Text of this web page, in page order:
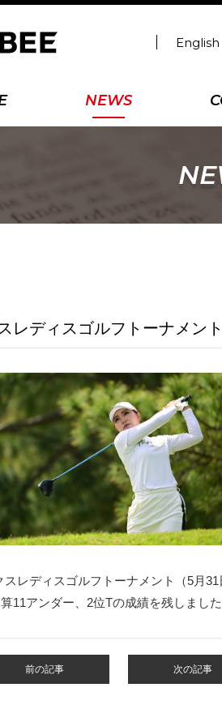
English
NEWS
レディスゴルフトーナメント
レディスゴルフトーナメント
（5月
11アンダー、2位Tの成績を残しました
前の記事 次の記事